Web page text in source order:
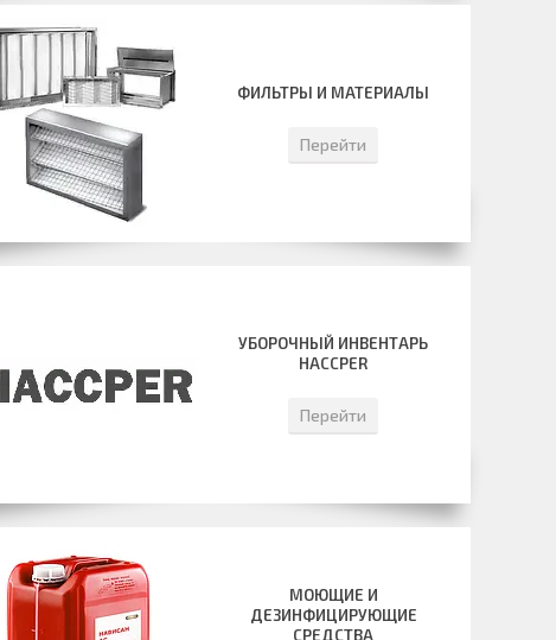
ФИЛЬТРЫ И МАТЕРИАЛЫ
Перейти
УБОРОЧНЫЙ ИНВЕНТАРЬ
HACCPER
Перейти
МОЮЩИЕ И
ДЕЗИНФИЦИРУЮЩИЕ
СРЕДСТВА